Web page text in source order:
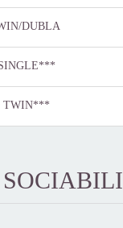
DUBLA
TWIN***